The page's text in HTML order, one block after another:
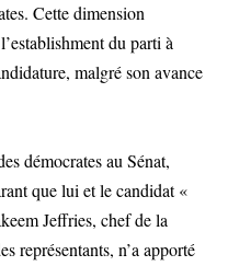
Cette dimension
du parti à
malgré son avance
démocrates au Sénat,
que lui et le candidat «
Jeffries, chef de la
représentants, n’a apporté